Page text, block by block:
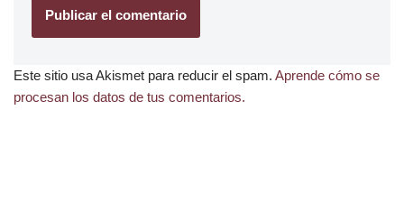
Este sitio usa Akismet para reducir el spam. Aprende cómo se
procesan los datos de tus comentarios.